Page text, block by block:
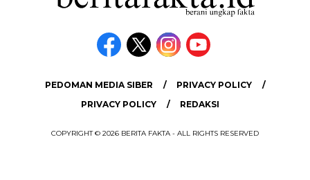
PEDOMAN MEDIA SIBER
PRIVACY POLICY
PRIVACY POLICY
REDAKSI
COPYRIGHT © 2026 BERITA FAKTA - ALL RIGHTS RESERVED